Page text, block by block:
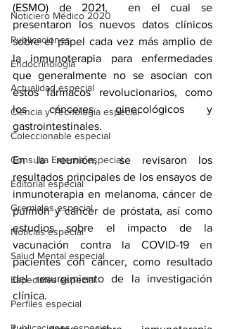
Noticiero Médico 2020
Publicaciones
Endocrinología
Actualidad especial
Ciencia y Tecnología especial
Coleccionable especial
Consulta Externa especial
Editorial especial
Gremiales especial
Noticias especial
Salud Mental especial
Especiales especial
Perfiles especial
(ESMO) de 2021,  en el cual se
presentaron los nuevos datos clínicos
sobre el papel cada vez más amplio de
la inmunoterapia para enfermedades
que generalmente no se asocian con
estos fármacos revolucionarios, como
los cánceres ginecológicos y
gastrointestinales.
En la reunión,  se revisaron los
resultados principales de los ensayos de
inmunoterapia en melanoma, cáncer de
pulmón y cáncer de próstata, así como
estudios sobre el impacto de la
vacunación contra la COVID-19 en
pacientes con cáncer, como resultado
del resurgimiento de la investigación
clínica.